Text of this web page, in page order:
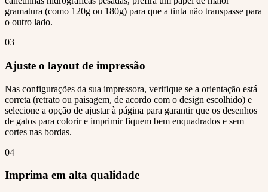
gramatura (como 120g ou 180g) para que a tinta não transpasse para
o outro lado.
03
Ajuste o layout de impressão
Nas configurações da sua impressora, verifique se a orientação está
correta (retrato ou paisagem, de acordo com o design escolhido) e
selecione a opção de ajustar à página para garantir que os desenhos
de gatos para colorir e imprimir fiquem bem enquadrados e sem
cortes nas bordas.
04
Imprima em alta qualidade